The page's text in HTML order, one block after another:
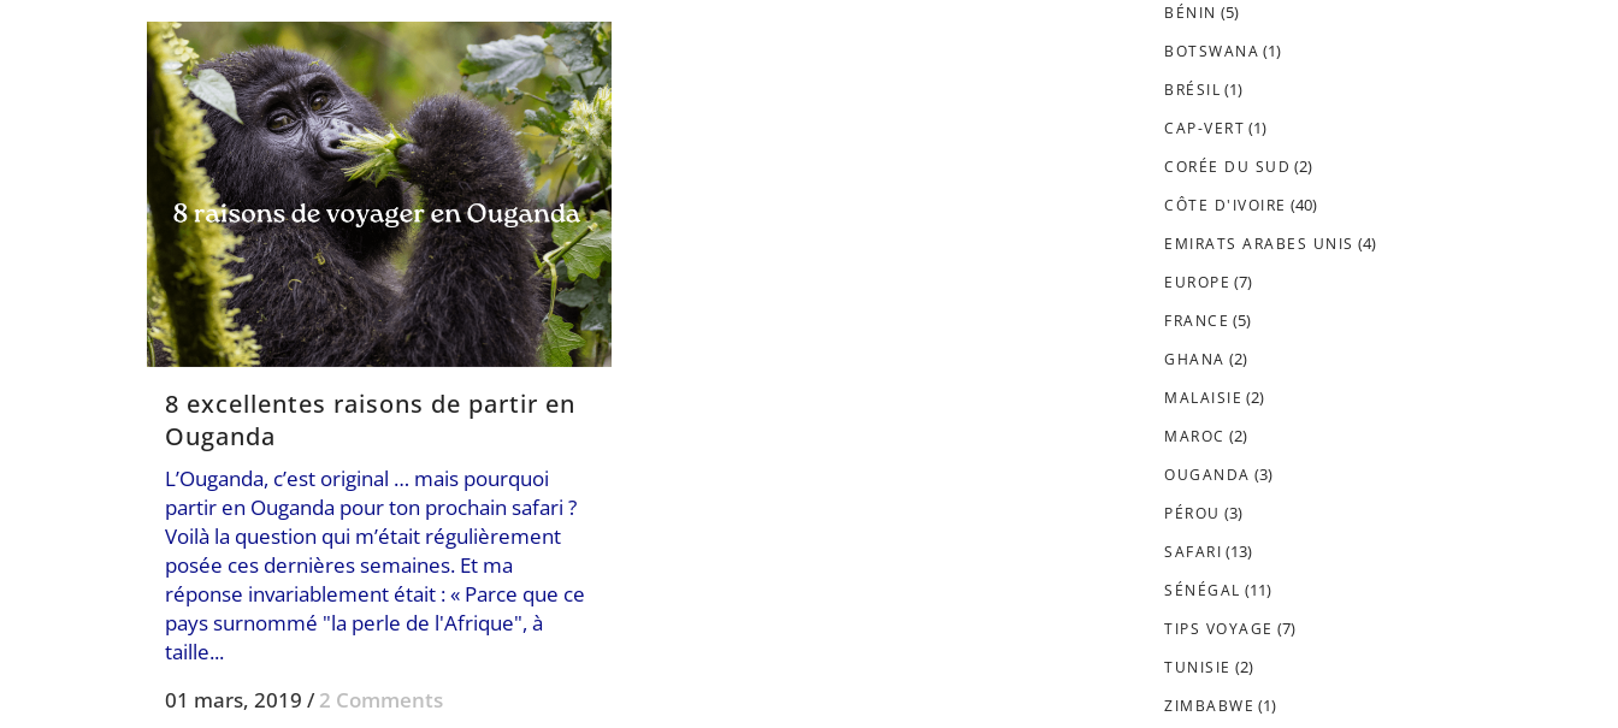
8 excellentes raisons de partir en
Ouganda
L’Ouganda, c’est original … mais pourquoi
partir en Ouganda pour ton prochain safari ?
Voilà la question qui m’était régulièrement
posée ces dernières semaines. Et ma
réponse invariablement était : « Parce que ce
pays surnommé "la perle de l'Afrique", à
taille...
01 mars, 2019 / 2 Comments
BÉNIN (5)
BOTSWANA (1)
BRÉSIL (1)
CAP-VERT (1)
CORÉE DU SUD (2)
CÔTE D'IVOIRE (40)
EMIRATS ARABES UNIS (4)
EUROPE (7)
FRANCE (5)
GHANA (2)
MALAISIE (2)
MAROC (2)
OUGANDA (3)
PÉROU (3)
SAFARI (13)
SÉNÉGAL (11)
TIPS VOYAGE (7)
TUNISIE (2)
ZIMBABWE (1)